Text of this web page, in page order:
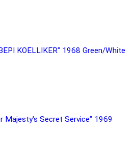
KOELLIKER" 1968 Green/White
Majesty's Secret Service" 1969